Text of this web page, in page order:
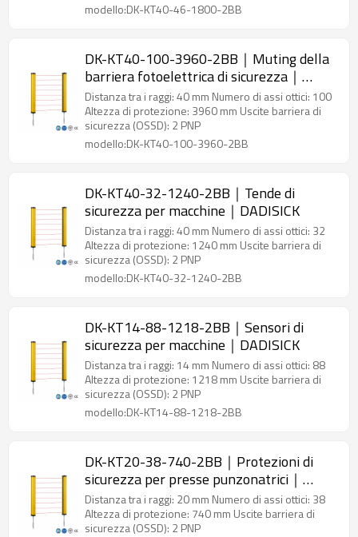
modello:DK-KT40-46-1800-2BB
DK-KT40-100-3960-2BB｜Muting della
barriera fotoelettrica di sicurezza｜
DADISICK
Distanza tra i raggi: 40 mm Numero di assi ottici: 100
Altezza di protezione: 3960 mm Uscite barriera di
sicurezza (OSSD): 2 PNP
modello:DK-KT40-100-3960-2BB
DK-KT40-32-1240-2BB｜Tende di
sicurezza per macchine｜DADISICK
Distanza tra i raggi: 40 mm Numero di assi ottici: 32
Altezza di protezione: 1240 mm Uscite barriera di
sicurezza (OSSD): 2 PNP
modello:DK-KT40-32-1240-2BB
DK-KT14-88-1218-2BB｜Sensori di
sicurezza per macchine｜DADISICK
Distanza tra i raggi: 14 mm Numero di assi ottici: 88
Altezza di protezione: 1218 mm Uscite barriera di
sicurezza (OSSD): 2 PNP
modello:DK-KT14-88-1218-2BB
DK-KT20-38-740-2BB｜Protezioni di
sicurezza per presse punzonatrici｜
DADISICK
Distanza tra i raggi: 20 mm Numero di assi ottici: 38
Altezza di protezione: 740 mm Uscite barriera di
sicurezza (OSSD): 2 PNP